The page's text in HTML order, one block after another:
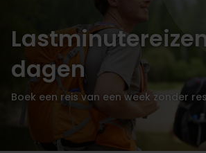
dagen
Boek een reis van een week zonder